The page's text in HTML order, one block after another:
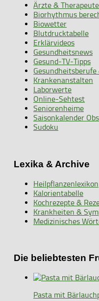
Ärzte &
Biorhythmus
Biowetter
Blutdrucktabelle
Erklärvideos
Gesundheitsnews
Gesund-TV-Tipps
Gesundheitsberufe
Krankenanstalten
Laborwerte
Online-Sehtest
Seniorenheime
Saisonkalender
Sudoku
Lexika & Archive
Heilpflanzenlexikon
Kalorientabelle
Kochrezepte &
Krankheiten &
Medizinisches
Die beliebtesten
Pasta mit